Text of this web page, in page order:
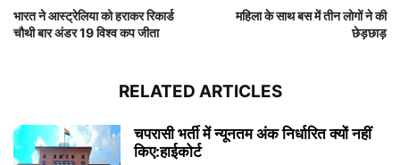
भारत ने आस्ट्रेलिया को हराकर रिकार्ड
चौथी बार अंडर 19 विश्व कप जीता
महिला के साथ बस में तीन लोगों ने की
छेड़छाड़
RELATED ARTICLES
चपरासी भर्ती में न्यूनतम अंक निर्धारित क्यों नहीं
किए:हाईकोर्ट